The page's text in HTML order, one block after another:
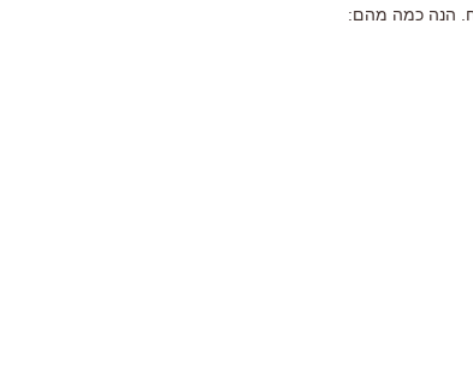
הנה כמה מהם: